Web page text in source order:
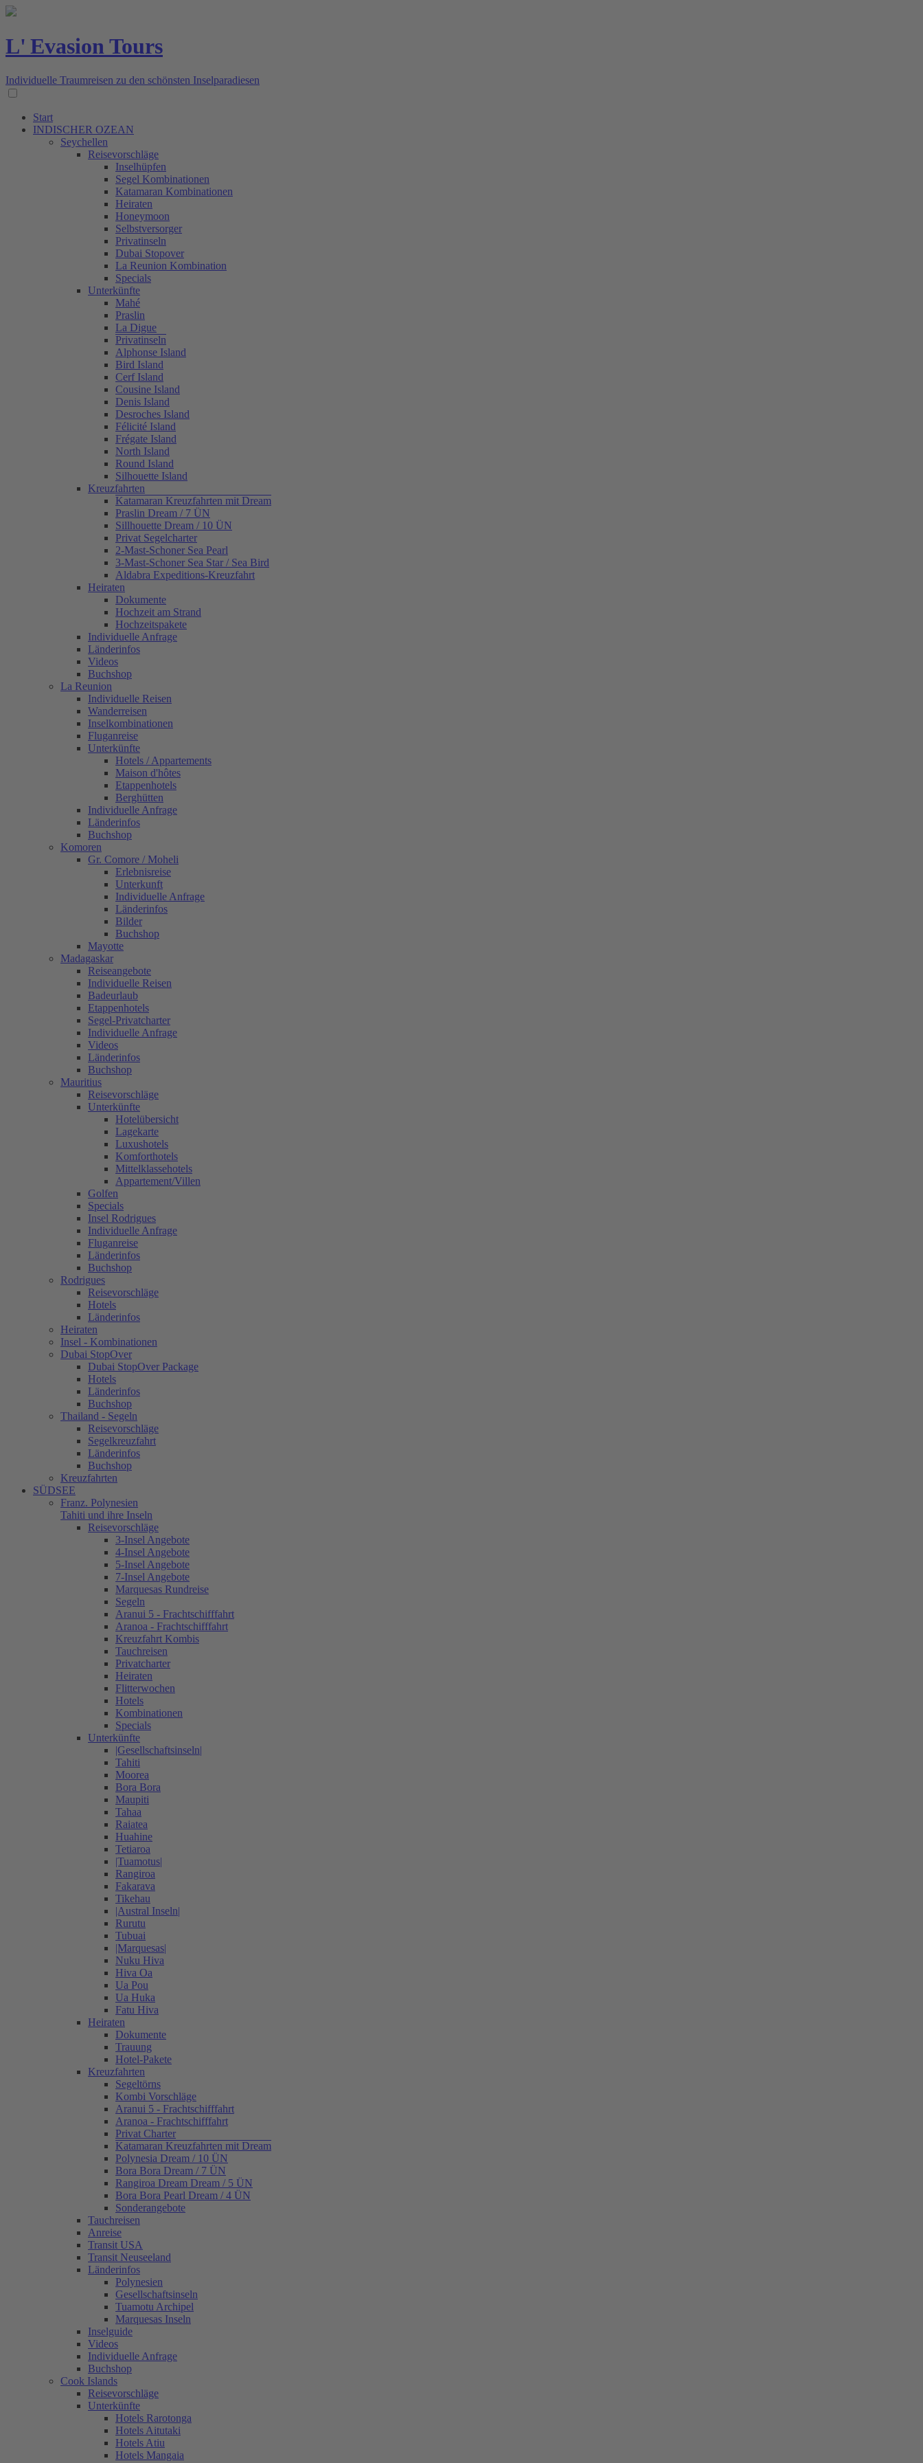
L' Evasion Tours
Individuelle Traumreisen zu den schönsten Inselparadiesen
Start
INDISCHER OZEAN
Seychellen
Reisevorschläge
Inselhüpfen
Segel Kombinationen
Katamaran Kombinationen
Heiraten
Honeymoon
Selbstversorger
Privatinseln
Dubai Stopover
La Reunion Kombination
Specials
Unterkünfte
Mahé
Praslin
La Digue
Privatinseln
Alphonse Island
Bird Island
Cerf Island
Cousine Island
Denis Island
Desroches Island
Félicité Island
Frégate Island
North Island
Round Island
Silhouette Island
Kreuzfahrten
Katamaran Kreuzfahrten mit Dream
Praslin Dream / 7 ÜN
Sillhouette Dream / 10 ÜN
Privat Segelcharter
2-Mast-Schoner Sea Pearl
3-Mast-Schoner Sea Star / Sea Bird
Aldabra Expeditions-Kreuzfahrt
Heiraten
Dokumente
Hochzeit am Strand
Hochzeitspakete
Individuelle Anfrage
Länderinfos
Videos
Buchshop
La Reunion
Individuelle Reisen
Wanderreisen
Inselkombinationen
Fluganreise
Unterkünfte
Hotels / Appartements
Maison d'hôtes
Etappenhotels
Berghütten
Individuelle Anfrage
Länderinfos
Buchshop
Komoren
Gr. Comore / Moheli
Erlebnisreise
Unterkunft
Individuelle Anfrage
Länderinfos
Bilder
Buchshop
Mayotte
Madagaskar
Reiseangebote
Individuelle Reisen
Badeurlaub
Etappenhotels
Segel-Privatcharter
Individuelle Anfrage
Videos
Länderinfos
Buchshop
Mauritius
Reisevorschläge
Unterkünfte
Hotelübersicht
Lagekarte
Luxushotels
Komforthotels
Mittelklassehotels
Appartement/Villen
Golfen
Specials
Insel Rodrigues
Individuelle Anfrage
Fluganreise
Länderinfos
Buchshop
Rodrigues
Reisevorschläge
Hotels
Länderinfos
Heiraten
Insel - Kombinationen
Dubai StopOver
Dubai StopOver Package
Hotels
Länderinfos
Buchshop
Thailand - Segeln
Reisevorschläge
Segelkreuzfahrt
Länderinfos
Buchshop
Kreuzfahrten
SÜDSEE
Franz. Polynesien
Tahiti und ihre Inseln
Reisevorschläge
3-Insel Angebote
4-Insel Angebote
5-Insel Angebote
7-Insel Angebote
Marquesas Rundreise
Segeln
Aranui 5 - Frachtschifffahrt
Aranoa - Frachtschifffahrt
Kreuzfahrt Kombis
Tauchreisen
Privatcharter
Heiraten
Flitterwochen
Hotels
Kombinationen
Specials
Unterkünfte
|Gesellschaftsinseln|
Tahiti
Moorea
Bora Bora
Maupiti
Tahaa
Raiatea
Huahine
Tetiaroa
|Tuamotus|
Rangiroa
Fakarava
Tikehau
|Austral Inseln|
Rurutu
Tubuai
|Marquesas|
Nuku Hiva
Hiva Oa
Ua Pou
Ua Huka
Fatu Hiva
Heiraten
Dokumente
Trauung
Hotel-Pakete
Kreuzfahrten
Segeltörns
Kombi Vorschläge
Aranui 5 - Frachtschifffahrt
Aranoa - Frachtschifffahrt
Privat Charter
Katamaran Kreuzfahrten mit Dream
Polynesia Dream / 10 ÜN
Bora Bora Dream / 7 ÜN
Rangiroa Dream Dream / 5 ÜN
Bora Bora Pearl Dream / 4 ÜN
Sonderangebote
Tauchreisen
Anreise
Transit USA
Transit Neuseeland
Länderinfos
Polynesien
Gesellschaftsinseln
Tuamotu Archipel
Marquesas Inseln
Inselguide
Videos
Individuelle Anfrage
Buchshop
Cook Islands
Reisevorschläge
Unterkünfte
Hotels Rarotonga
Hotels Aitutaki
Hotels Atiu
Hotels Mangaia